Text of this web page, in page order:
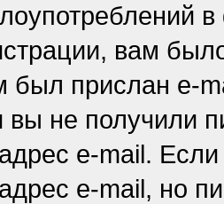
вам
был прислан e-
не получили
e-mail.
e-mail, но